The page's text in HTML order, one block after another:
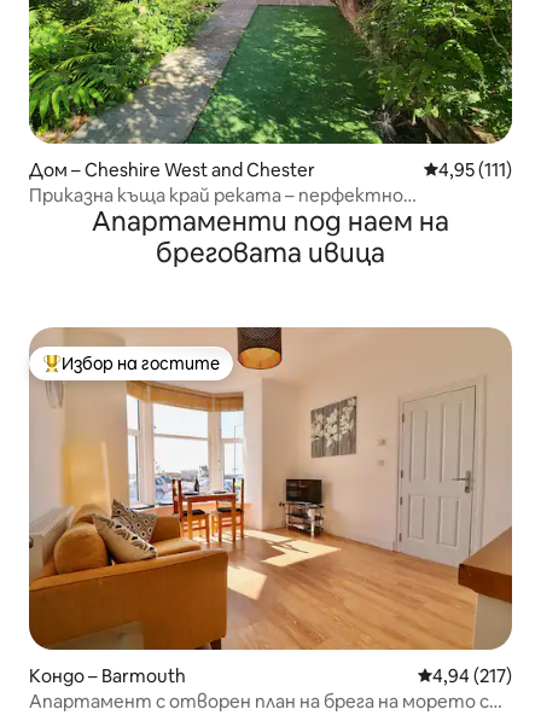
Дом – Cheshire West and Chester Средна
4,95 (111)
Приказна къща край реката – перфектно
местоположение!
Апартаменти под наем на
бреговата ивица
Най-популярен избор на гостите
Избор на гостите
Кондо – Barmouth Средна
4,94 (217)
Апартамент с отворен план на брега на морето с